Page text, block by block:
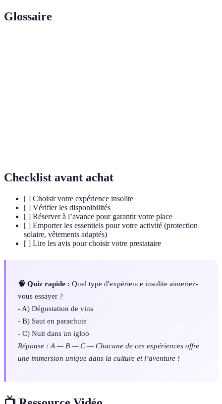
Glossaire
Checklist avant achat
[ ] Choisir votre expérience insolite
[ ] Vérifier les disponibilités
[ ] Réserver à l’avance pour garantir votre place
[ ] Emporter les essentiels pour votre activité (protection
solaire, vêtements adaptés)
[ ] Lire les avis pour choisir votre prestataire
🧠 Quiz rapide : Quel type d'expérience insolite aimeriez-
vous essayer ?
- A) Dégustation de vins
- B) Saut en parachute
- C) Nuit dans un igloo
Réponse : A — B — C — Chacune de ces expériences offre
une immersion unique dans la culture et l’aventure !